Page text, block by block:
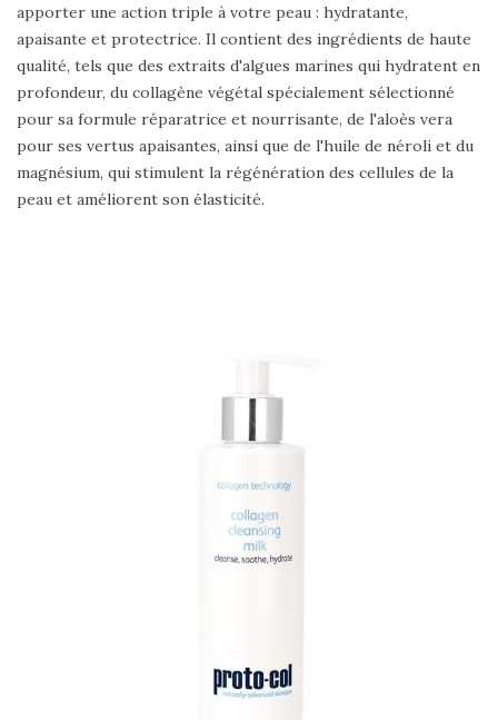
apporter une action triple à votre peau : hydratante,
apaisante et protectrice. Il contient des ingrédients de haute
qualité, tels que des extraits d'algues marines qui hydratent en
profondeur, du collagène végétal spécialement sélectionné
pour sa formule réparatrice et nourrisante, de l'aloès vera
pour ses vertus apaisantes, ainsi que de l'huile de néroli et du
magnésium, qui stimulent la régénération des cellules de la
peau et améliorent son élasticité.